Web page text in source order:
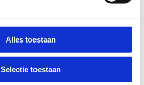
Alles toestaan
Selectie toestaan